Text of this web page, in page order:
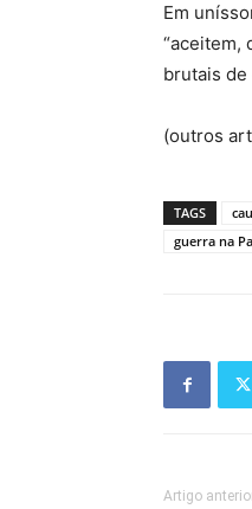
Em
“aceitem,
brutais
(outros
TAGS
guerra na
Artigo